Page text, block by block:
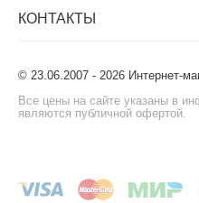
КОНТАКТЫ
© 23.06.2007 - 2026 Интернет-
Все цены на сайте указаны в
являются публичной офертой.